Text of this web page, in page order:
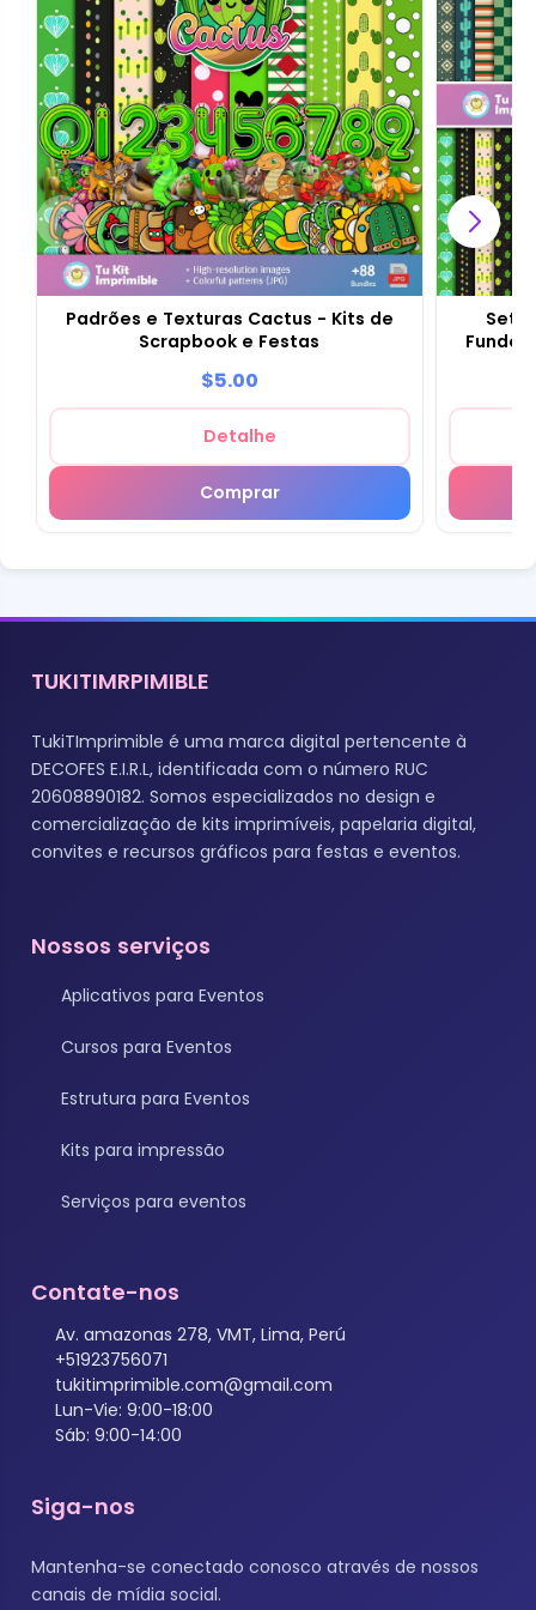
Padrões e Texturas Cactus - Kits de
Scrapbook e Festas
$5.00
Detalhe
Comprar
Set
TUKITIMRPIMIBLE
TukiTImprimible é uma marca digital pertencente à
DECOFES E.I.R.L, identificada com o número RUC
20608890182. Somos especializados no design e
comercialização de kits imprimíveis, papelaria digital,
convites e recursos gráficos para festas e eventos.
Nossos serviços
Aplicativos para Eventos
Cursos para Eventos
Estrutura para Eventos
Kits para impressão
Serviços para eventos
Contate-nos
Av. amazonas 278, VMT, Lima, Perú
+51923756071
tukitimprimible.com@gmail.com
Lun-Vie: 9:00-18:00
Sáb: 9:00-14:00
Siga-nos
Mantenha-se conectado conosco através de nossos
canais de mídia social.